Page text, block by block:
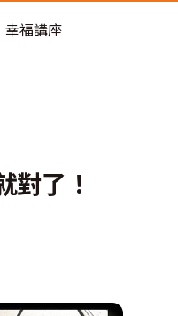
幸福講座
對了！